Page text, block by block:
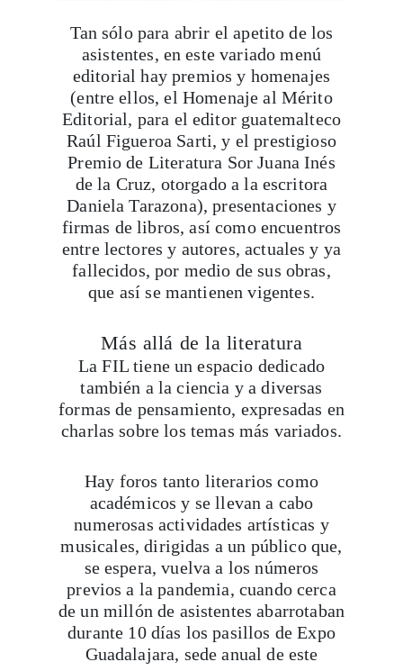
asistentes, en este variado menú
editorial hay premios y homenajes
(entre ellos, el Homenaje al Mérito
Editorial, para el editor guatemalteco
Raúl Figueroa Sarti, y el prestigioso
Premio de Literatura Sor Juana Inés
de la Cruz, otorgado a la escritora
Daniela Tarazona), presentaciones y
firmas de libros, así como encuentros
entre lectores y autores, actuales y ya
fallecidos, por medio de sus obras,
que así se mantienen vigentes.
La FIL tiene un espacio dedicado
también a la ciencia y a diversas
formas de pensamiento, expresadas en
charlas sobre los temas más variados.
académicos y se llevan a cabo
numerosas actividades artísticas y
musicales, dirigidas a un público que,
se espera, vuelva a los números
previos a la pandemia, cuando cerca
de un millón de asistentes abarrotaban
durante 10 días los pasillos de Expo
Guadalajara, sede anual de este
encuentro.